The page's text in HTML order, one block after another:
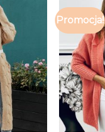
Promocja!